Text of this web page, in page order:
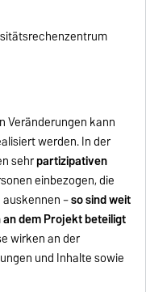
Veränderungen kann
werden. In der
sehrpartizipativen
einbezogen, die
auskennen –so sind weit
an dem Projekt beteiligt
wirken an der
und Inhalte sowie